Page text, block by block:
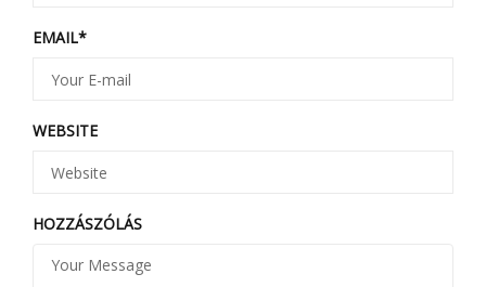
EMAIL*
WEBSITE
HOZZÁSZÓLÁS